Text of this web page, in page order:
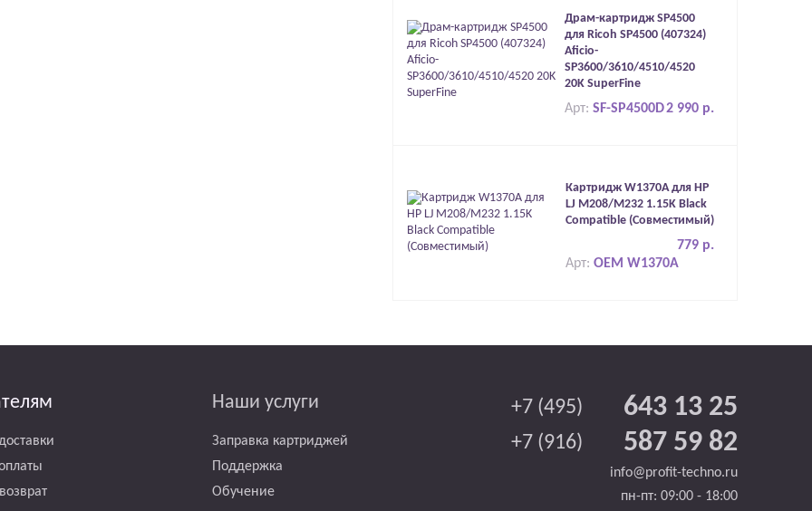
Драм-картридж SP4500
для Ricoh SP4500 (407324)
Aficio-
SP3600/3610/4510/4520
20K SuperFine
2 990 р.
Арт:SF-SP4500D
Картридж W1370A для HP
LJ M208/M232 1.15K Black
Compatible (Совместимый)
779 р.
Арт: OEM W1370A
Наши услуги
Заправка картриджей
Поддержка
Обучение
+7 (495) 643 13 25
+7 (916) 587 59 82
info@profit-techno.ru
пн-пт: 09:00 - 18:00